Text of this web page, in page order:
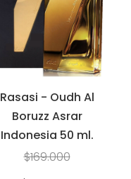
Rasasi - Oudh Al
Boruzz Asrar
Indonesia 50 ml.
$169.000